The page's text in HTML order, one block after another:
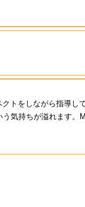
トをしながら指導し
気持ちが溢れます。